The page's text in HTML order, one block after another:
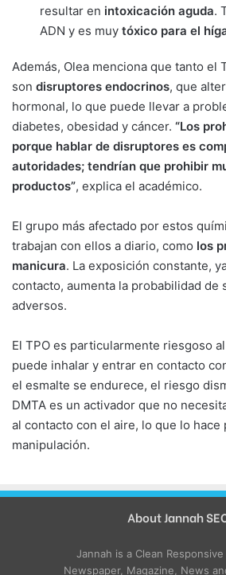
resultar en intoxicación aguda.
ADN y es muy tóxico para el
Además, Olea menciona que tanto el
son disruptores endocrinos, que
hormonal, lo que puede llevar a
diabetes, obesidad y cáncer. “Los
porque hablar de disruptores es
autoridades; tendrían que prohibir
productos”, explica el académico.
El grupo más afectado por estos
trabajan con ellos a diario, como los
manicura. La exposición constante,
contacto, aumenta la probabilidad de
adversos.
El TPO es particularmente riesgoso
puede inhalar y entrar en contacto
el esmalte se endurece, el riesgo
DMTA es un activador que no
al contacto con el aire, lo que lo
manipulación.
About Jannah
Jannah is a Clean Responsive
Newspaper, Magazine, News